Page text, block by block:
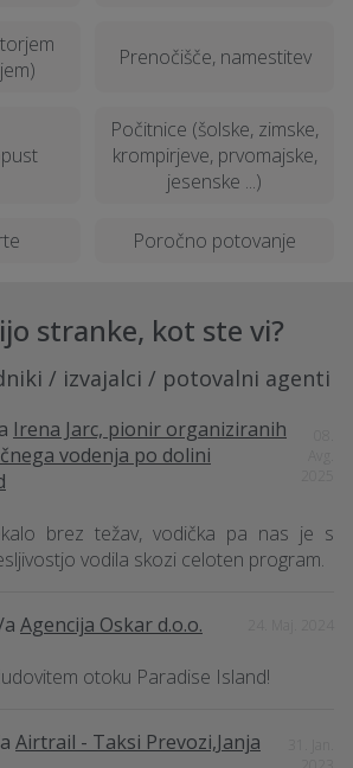
Prenočišče, namestitev
Počitnice (šolske, zimske,
krompirjeve, prvomajske,
jesenske ...)
Poročno potovanje
stranke, kot ste vi?
/ izvajalci / potovalni agenti
Irena Jarc, pionir organiziranih
vodenja po dolini
brez težav, vodička pa nas je s
vodila skozi celoten program.
Agencija Oskar d.o.o.
otoku Paradise Island!
Airtrail - Taksi Prevozi,Janja